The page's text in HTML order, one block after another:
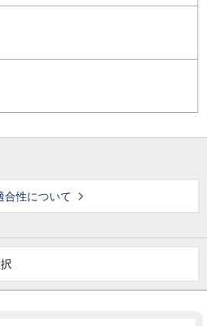
合性について